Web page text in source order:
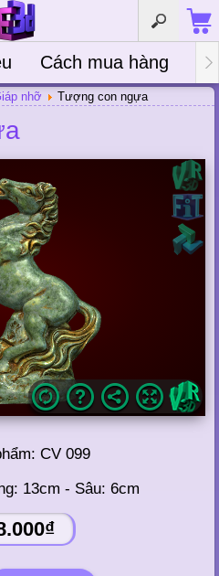
Cách mua hàng
nhỡ Tượng con ngựa
CV 099
13cm - Sâu: 6cm